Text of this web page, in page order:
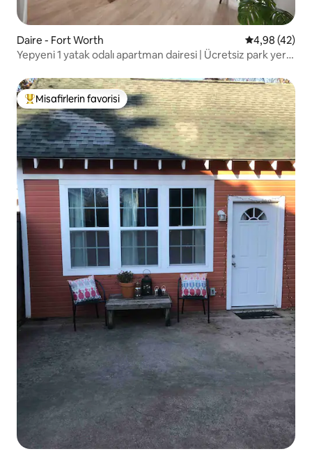
Daire - Fort Worth 5 üzerinden
4,98 (42)
Yepyeni 1 yatak odalı apartman dairesi | Ücretsiz park yeri |
Misafirlerin favorilerinden en beğenilenler arasında
Misafirlerin favorisi